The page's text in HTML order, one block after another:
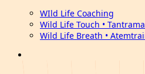
WIld Life Coaching
Wild Life Touch •
Wild Life Breath •